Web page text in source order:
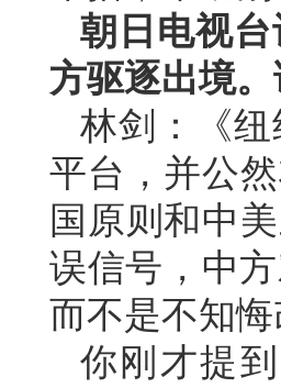
朝日电视
方驱逐出境
林剑：《
平台，并公
国原则和中
误信号，中
而不是不知
你刚才提